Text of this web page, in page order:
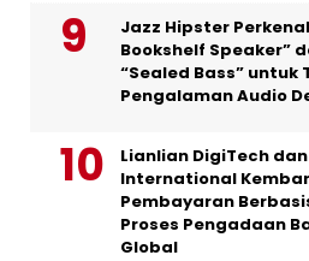
Jazz Hipster
Bookshelf Speaker”
“Sealed Bass” untuk
Pengalaman Audio
Lianlian DigiTech
International
Pembayaran
Proses Pengadaan
Global